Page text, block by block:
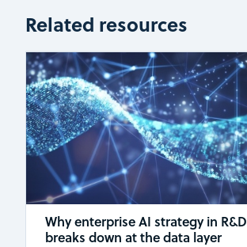
Related resources
Why enterprise AI strategy in R&D
breaks down at the data layer